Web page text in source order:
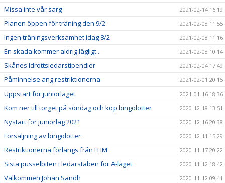
Missa inte vår sarg 2021-02-14 16:19
Planen öppen för träning den 9/2 2021-02-08 11:55
Ingen träningsverksamhet idag 8/2 2021-02-08 11:16
En skada kommer aldrig lägligt... 2021-02-08 10:14
Skånes Idrottsledarstipendier 2021-02-04 17:49
Påminnelse ang restriktionerna 2021-02-01 20:15
Uppstart för juniorlaget 2021-01-16 18:36
Kom ner till torget på söndag och köp bingolotter 2020-12-18 13:51
Nystart för juniorlag 2021 2020-12-16 20:38
Försäljning av bingolotter 2020-12-11 15:29
Restriktionerna förlängs från FHM 2020-11-17 20:22
Sista pusselbiten i ledarstaben för A-laget 2020-11-12 18:42
Välkommen Johan Sandh 2020-11-12 09:41